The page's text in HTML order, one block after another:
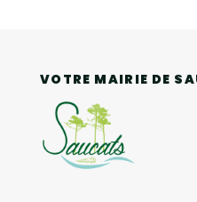
VOTRE MAIRIE DE